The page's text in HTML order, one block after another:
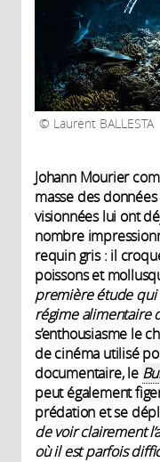
Laurent BALLESTA
Johann Mourier
masse des
visionnées lui ont
nombre
requin gris : il
poissons et
première étude qui
régime alimentaire
s’enthousiasme le
de cinéma utilisé
documentaire, le
peut également
prédation et se
de voir clairement
où il est parfois